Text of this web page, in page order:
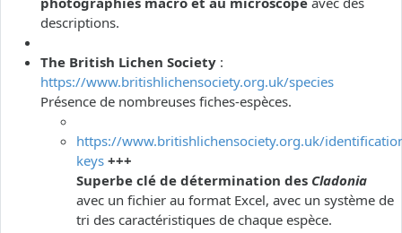
descriptions.
The British Lichen Society :
https://www.britishlichensociety.org.uk/species
Présence de nombreuses fiches-espèces.
https://www.britishlichensociety.org.uk/
keys +++
Superbe clé de détermination des Cladonia
avec un fichier au format Excel, avec un système de
tri des caractéristiques de chaque espèce.